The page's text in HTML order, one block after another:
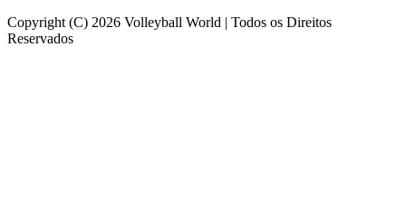
Copyright (C) 2026 Volleyball World | Todos os Direitos
Reservados